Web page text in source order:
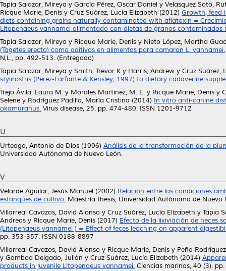
Tapia Salazar, Mireya y García Pérez, Oscar Daniel y Velasquez Soto,
Ricque Marie, Denis y Cruz Suárez, Lucía Elizabeth (2012) Growth, feed
diets containing grains naturally contaminated with aflatoxin =
Litopenaeus vannamei alimentado con dietas de granos
Tapia Salazar, Mireya y Ricque Marie, Denis y Nieto López, Martha
(Tagetes erecta) como aditivos en alimentos para camaron L. vannamei.
N,L., pp. 492-513. (Entregado)
Tapia Salazar, Mireya y Smith, Trevor K y Harris, Andrew y Cruz Suárez,
stylirostris (Perez-Farfante & Kensley, 1997) to dietary cadaverine
Trejo Ávila, Laura M. y Morales Martinez, M. E. y Ricque Marie, Denis y
Selene y Rodríguez Padilla, María Cristina (2014) In vitro anti-canine
okamuranus. Virus disease, 25. pp. 474-480. ISSN 1201-9712
U
Urteaga, Antonio de Dios (1996) Análisis de la transformación de la
Universidad Autónoma de Nuevo León.
V
Velarde Aguilar, Jesús Manuel (2002) Relación entre las condiciones
estanques de cultivo. Maestría thesis, Universidad Autónoma de Nuevo
Villarreal Cavazos, David Alonso y Cruz Suárez, Lucía Elizabeth y Tapia
Andreas y Ricque Marie, Denis (2017) Efecto de la lixiviación de heces
(Litopenaeus vannamei ) = Effect of feces leaching on apparent
pp. 353-357. ISSN 0188-8897
Villarreal Cavazos, David Alonso y Ricque Marie, Denis y Peña
y Gamboa Delgado, Julián y Cruz Suárez, Lucía Elizabeth (2014)
products in juvenile Litopenaeus vannamei. Ciencias marinas, 40 (3).